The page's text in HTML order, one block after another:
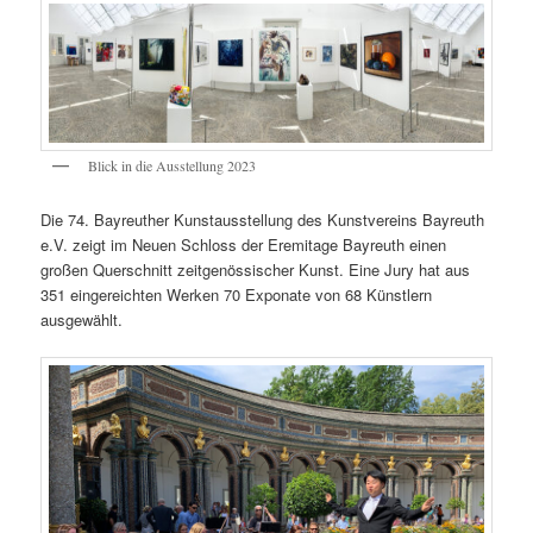
Blick in die Ausstellung 2023
Die 74. Bayreuther Kunstausstellung des Kunstvereins Bayreuth
e.V. zeigt im Neuen Schloss der Eremitage Bayreuth einen
großen Querschnitt zeitgenössischer Kunst. Eine Jury hat aus
351 eingereichten Werken 70 Exponate von 68 Künstlern
ausgewählt.